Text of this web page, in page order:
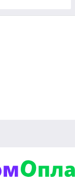
дуже
продукцію
вже довгі роки